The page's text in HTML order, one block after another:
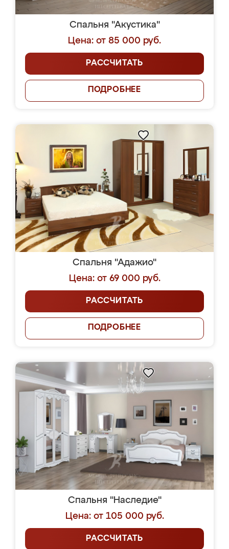
Спальня "Акустика"
Цена: от 85 000 руб.
РАССЧИТАТЬ
ПОДРОБНЕЕ
Спальня "Адажио"
Цена: от 69 000 руб.
РАССЧИТАТЬ
ПОДРОБНЕЕ
Спальня "Наследие"
Цена: от 105 000 руб.
РАССЧИТАТЬ